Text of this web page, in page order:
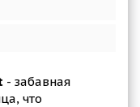
- забавная
что